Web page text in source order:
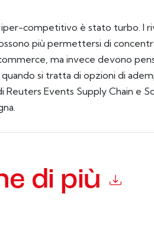
competitivo è stato turbo. I
più permettersi di
ma invece devono
si tratta di opzioni di
Events Supply Chain e
di più